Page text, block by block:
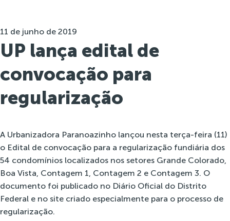
11 de junho de 2019
UP lança edital de
convocação para
regularização
A Urbanizadora Paranoazinho lançou nesta terça-feira (11)
o Edital de convocação para a regularização fundiária dos
54 condomínios localizados nos setores Grande Colorado,
Boa Vista, Contagem 1, Contagem 2 e Contagem 3. O
documento foi publicado no Diário Oficial do Distrito
Federal e no site criado especialmente para o processo de
regularização.